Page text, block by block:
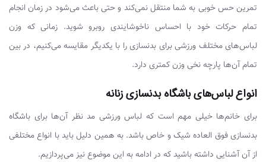
تمرین حس خوبی به شما منتقل نمی‌کند و حتی باعث می‌شود در زمان انجام
تمام حرکات خود با احساس ناخوشایندی روبرو شوید. زمانی که وزن
لباس‌های مختلف ورزشی برای بدنسازی را با یکدیگر مقایسه می‌کنیم، در بین
تمام آن‌ها پارچه نخی وزن کمتری دارد.
انواع لباس‌های باشگاه بدنسازی زنانه
برای خانم‌ها خیلی مهم است که لباس ورزشی مد نظر آن‌ها برای باشگاه
بدنسازی فوق العاده شیک و خاص باشد. به همین دلیل باید با انواع مختلفی
از آن آشنایی داشته باشید که در ادامه به این موضوع نیز می‌پردازیم.